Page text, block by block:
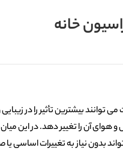
خانه
بیشترین تأثیر را در
و‌ هوای آن را تغییر دهد. در این
بدون نیاز به تغییرات اساسی